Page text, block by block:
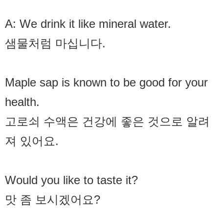
A: We drink it like mineral water.
샘물처럼 마십니다.
Maple sap is known to be good for your
health.
고로쇠 수액은 건강에 좋은 것으로 알려
져 있어요.
Would you like to taste it?
맛 좀 보시겠어요?